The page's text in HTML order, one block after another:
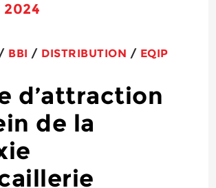
2024
BBI / DISTRIBUTION / EQIP
d’attraction
de la